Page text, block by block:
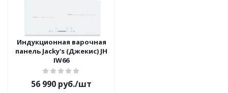
Индукционная варочная
панель Jacky's (Джекис) JH
IW66
56 990 руб./шт